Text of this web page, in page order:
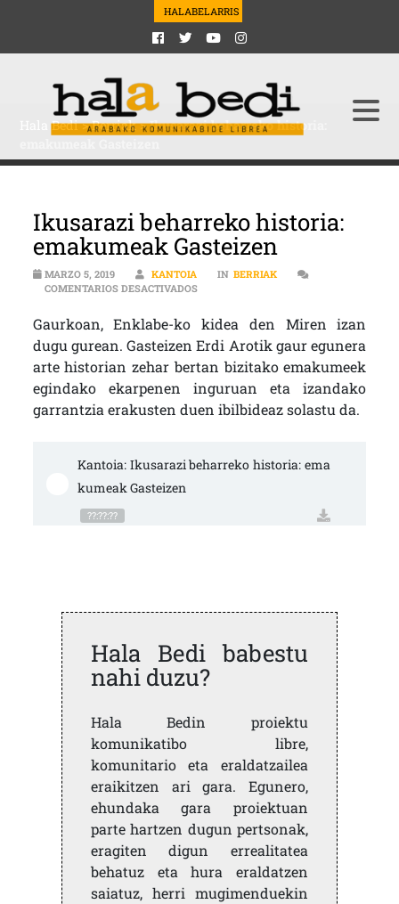
HALABELARRIS
Hala Bedi>Berriak>Ikusarazi beharreko historia:
Ikusarazi beharreko historia:
emakumeak Gasteizen
MARZO 5, 2019 KANTOIA IN BERRIAK
COMENTARIOS DESACTIVADOSEN IKUSARAZI BEHARREKO HISTORIA:
Gaurkoan, Enklabe-ko kidea den Miren izan
dugu gurean. Gasteizen Erdi Arotik gaur egunera
arte historian zehar bertan bizitako emakumeek
egindako ekarpenen inguruan eta izandako
garrantzia erakusten duen ibilbideaz solastu da.
Kantoia: Ikusarazi beharreko historia: ema
kumeak Gasteizen
??:??:??
Hala Bedi babestu
nahi duzu?
Hala Bedin proiektu
komunikatibo libre,
komunitario eta eraldatzailea
eraikitzen ari gara. Egunero,
ehundaka gara proiektuan
parte hartzen dugun pertsonak,
eragiten digun errealitatea
behatuz eta hura eraldatzen
saiatuz, herri mugimenduekin